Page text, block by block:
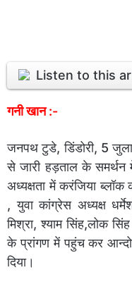
Listen to this
गनी खान :-
जनपथ टुडे, डिंडोरी, 5
से जारी हड़ताल के समर्थन
अध्यक्षता में करंजिया ब्लॉक
, युवा कांग्रेस अध्यक्ष
मिश्रा, श्याम सिंह,लोक
के प्रांगण में पहुंच कर
दिया।